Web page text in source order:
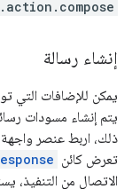
إنشاء رسالة
ذلك، اربط عنصر
تعرض كائن